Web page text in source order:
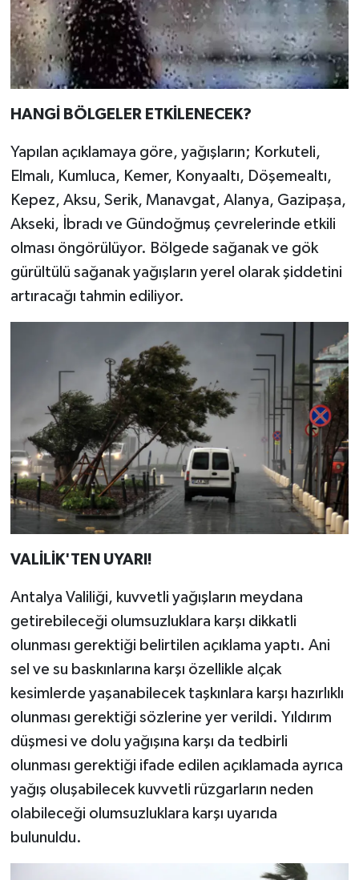
HANGİ BÖLGELER ETKİLENECEK?
Yapılan açıklamaya göre, yağışların; Korkuteli,
Elmalı, Kumluca, Kemer, Konyaaltı, Döşemealtı,
Kepez, Aksu, Serik, Manavgat, Alanya, Gazipaşa,
Akseki, İbradı ve Gündoğmuş çevrelerinde etkili
olması öngörülüyor. Bölgede sağanak ve gök
gürültülü sağanak yağışların yerel olarak şiddetini
artıracağı tahmin ediliyor.
VALİLİK'TEN UYARI!
Antalya Valiliği, kuvvetli yağışların meydana
getirebileceği olumsuzluklara karşı dikkatli
olunması gerektiği belirtilen açıklama yaptı. Ani
sel ve su baskınlarına karşı özellikle alçak
kesimlerde yaşanabilecek taşkınlara karşı hazırlıklı
olunması gerektiği sözlerine yer verildi. Yıldırım
düşmesi ve dolu yağışına karşı da tedbirli
olunması gerektiği ifade edilen açıklamada ayrıca
yağış oluşabilecek kuvvetli rüzgarların neden
olabileceği olumsuzluklara karşı uyarıda
bulunuldu.